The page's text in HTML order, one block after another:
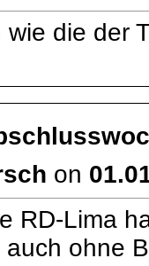
die der
on
RD-Lima
ohne